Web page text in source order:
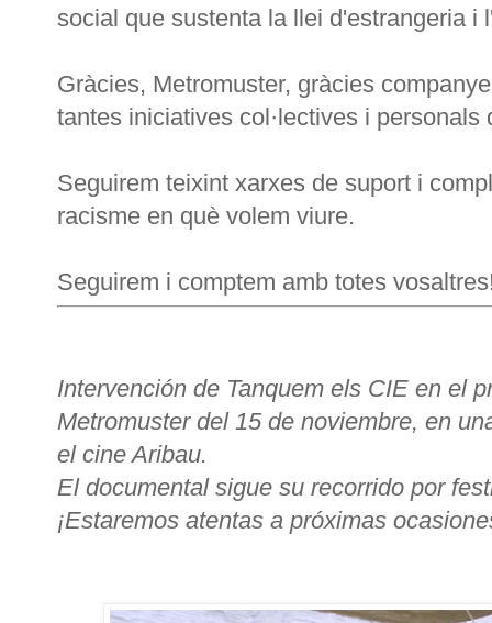
social que sustenta la llei d'estrangeria i
Gràcies, Metromuster, gràcies
tantes iniciatives col·lectives i
Seguirem teixint xarxes de suport i
racisme en què volem viure.
Seguirem i comptem amb totes
Intervención de Tanquem els CIE en el
Metromuster del 15 de noviembre, en
el cine Aribau.
El documental sigue su recorrido por
¡Estaremos atentas a próximas